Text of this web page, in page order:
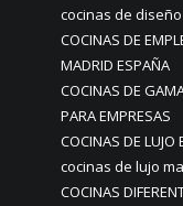
cocinas de
COCINAS DE
MADRID ESPAÑA
COCINAS DE
PARA EMPRESAS
COCINAS DE LUJO
cocinas de lujo
COCINAS